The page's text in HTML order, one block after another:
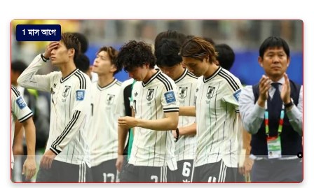
1 মাস আগে